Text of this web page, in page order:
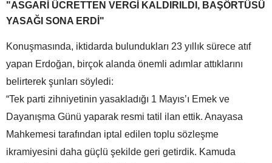
"ASGARİ ÜCRETTEN VERGİ KALDIRILDI, BAŞÖRTÜSÜ
YASAĞI SONA ERDİ"
Konuşmasında, iktidarda bulundukları 23 yıllık sürece atıf
yapan Erdoğan, birçok alanda önemli adımlar attıklarını
belirterek şunları söyledi:
“Tek parti zihniyetinin yasakladığı 1 Mayıs’ı Emek ve
Dayanışma Günü yaparak resmi tatil ilan ettik. Anayasa
Mahkemesi tarafından iptal edilen toplu sözleşme
ikramiyesini daha güçlü şekilde geri getirdik. Kamuda